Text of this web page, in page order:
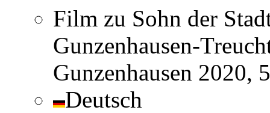
Film zu Sohn der
Gunzenhausen-
Gunzenhausen 2020, 5
Deutsch